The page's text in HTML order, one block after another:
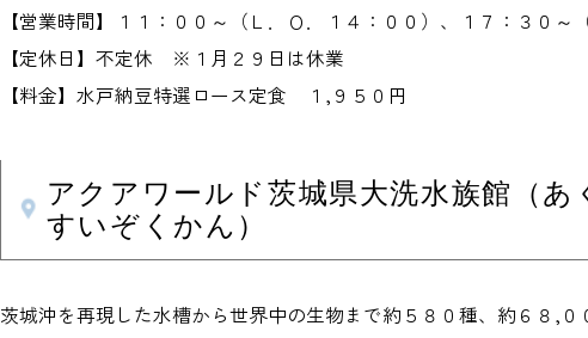
【営業時間】１１：００～（Ｌ．Ｏ．１４：００）、１７：３０～
【定休日】不定休 ※１月２９日は休業
【料金】水戸納豆特選ロース定食 １,９５０円
アクアワールド茨城県大洗水族館（
すいぞくかん）
茨城沖を再現した水槽から世界中の生物まで約５８０種、約６８,０